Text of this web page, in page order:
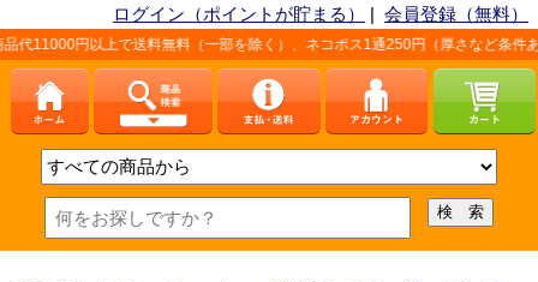
ログイン（ポイントが貯まる） | 会員登録（無料）
料無料（一部を除く）、ネコポス1通250円（厚さなど条件あり）。詳しくは